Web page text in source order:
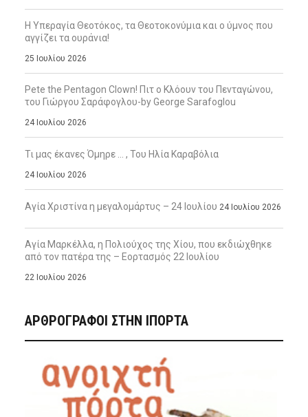
Η Υπεραγία Θεοτόκος, τα Θεοτοκονύμια και ο ύμνος που
αγγίζει τα ουράνια!
25 Ιουλίου 2026
Pete the Pentagon Clown! Πιτ ο Κλόουν του Πενταγώνου,
του Γιώργου Σαράφογλου-by George Sarafoglou
24 Ιουλίου 2026
Τι μας έκανες Όμηρε … , Του Ηλία Καραβόλια
24 Ιουλίου 2026
Αγία Χριστίνα η μεγαλομάρτυς – 24 Ιουλίου 24 Ιουλίου 2026
Αγία Μαρκέλλα, η Πολιούχος της Χίου, που εκδιώχθηκε
από τον πατέρα της – Εορτασμός 22 Ιουλίου
22 Ιουλίου 2026
ΑΡΘΡΟΓΡΑΦΟΙ ΣΤΗΝ IΠΟΡΤΑ